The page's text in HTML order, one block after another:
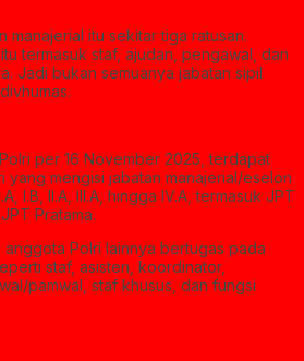
manajerial itu sekitar tiga ratusan.
termasuk staf, ajudan, pengawal, dan
Jadi bukan semuanya jabatan sipil
per 16 November 2025, terdapat
yang mengisi jabatan manajerial/eselon
I.B, II.A, III.A, hingga IV.A, termasuk JPT
Pratama.
Polri lainnya bertugas pada
staf, asisten, koordinator,
pamwal, staf khusus, dan fungsi